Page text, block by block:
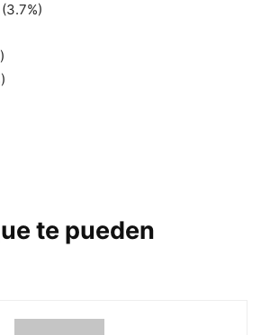
te pueden